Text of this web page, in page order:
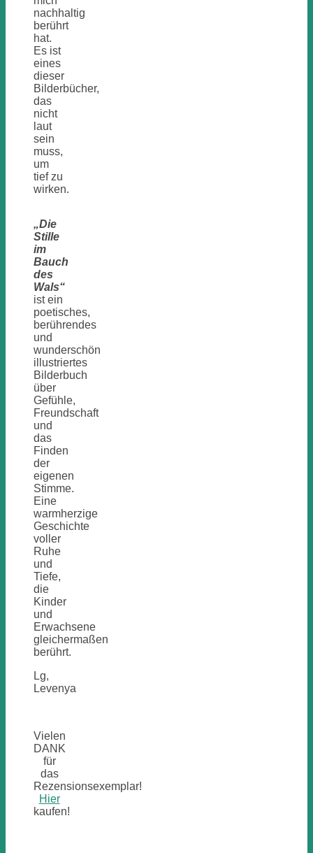
nachhaltig
berührt
hat.
Es ist
eines
dieser
Bilderbücher,
das
nicht
laut
sein
muss,
um
tief zu
wirken.
„Die
Stille
im
Bauch
des
Wals“
ist ein
poetisches,
berührendes
und
wunderschön
illustriertes
Bilderbuch
über
Gefühle,
Freundschaft
und
das
Finden
der
eigenen
Stimme.
Eine
warmherzige
Geschichte
voller
Ruhe
und
Tiefe,
die
Kinder
und
Erwachsene
gleichermaßen
berührt.
Lg,
Levenya
Vielen
DANK
für
das
Rezensionsexemplar!
Hier
kaufen!